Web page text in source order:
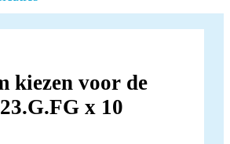
kiezen voor de
x 10